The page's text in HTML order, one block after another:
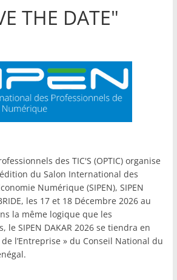
THE DATE"
des TIC'S (OPTIC) organise
du Salon International des
Numérique (SIPEN), SIPEN
les 17 et 18 Décembre 2026 au
la même logique que les
le SIPEN DAKAR 2026 se tiendra en
l’Entreprise » du Conseil National du